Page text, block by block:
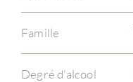
Famille
Degré d'alcool